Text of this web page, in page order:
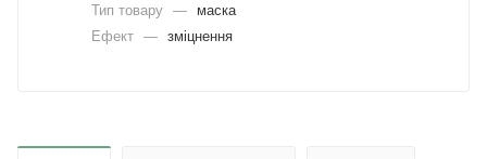
Тип товару —
маска
Ефект — зміцнення